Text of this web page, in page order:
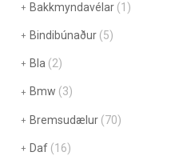
Bakkmyndavélar (1)
Bindibúnaður (5)
Bla (2)
Bmw (3)
Bremsudælur (70)
Daf (16)